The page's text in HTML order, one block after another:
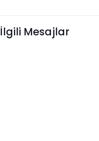
İlgili Mesajlar